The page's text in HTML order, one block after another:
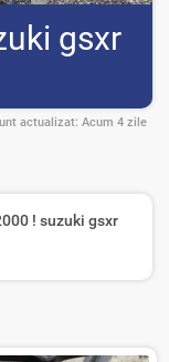
gsxr
actualizat: Acum 4 zile
! suzuki gsxr